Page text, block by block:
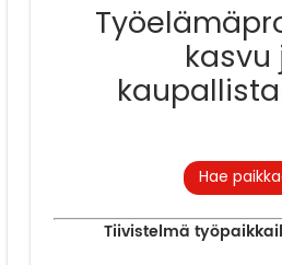
kasvu
Tiivistelmä
Hae